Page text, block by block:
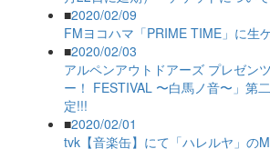
■2020/02/09
FMヨコハマ「PRIME TIME」に生
■2020/02/03
アルペンアウトドアーズ プレゼン
ー！ FESTIVAL 〜白馬ノ音〜」第
定!!!
■2020/02/01
tvk【音楽缶】にて「ハレルヤ」の